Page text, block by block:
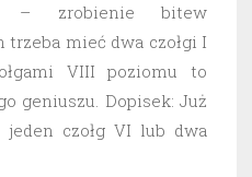
– zrobienie bitew
mieć dwa czołgi I
VIII poziomu to
geniuszu. Dopisek: Już
czołg VI lub dwa